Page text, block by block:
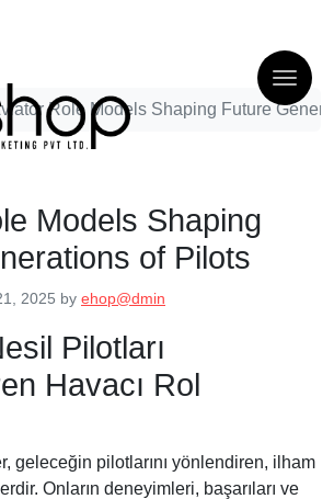
Role Models Shaping Future
Models Shaping
of Pilots
2025 by ehop@dmin
Pilotları
Havacı Rol
geleceğin pilotlarını yönlendiren, ilham
Onların deneyimleri, başarıları ve